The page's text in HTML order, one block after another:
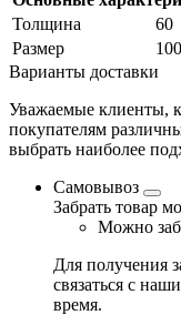
Толщина
60
Размер
Варианты доставки
Уважаемые клиенты,
покупателям
выбрать наиболее
Самовывоз
Забрать товар
Можно
Для получения
связаться с
время.